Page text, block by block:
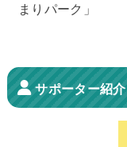
まりパーク」
サポーター紹介